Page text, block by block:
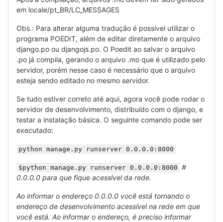
em locale/pt_BR/LC_MESSAGES
Obs.: Para alterar alguma tradução é possível utilizar o
programa POEDIT, além de editar diretamente o arquivo
django.po ou djangojs.po. O Poedit ao salvar o arquivo
.po já compila, gerando o arquivo .mo que é utilizado pelo
servidor, porém nesse caso é necessário que o arquivo
esteja sendo editado no mesmo servidor.
Se tudo estiver correto até aqui, agora você pode rodar o
servidor de desenvolvimento, distribuído com o django, e
testar a instalação básica. O seguinte comando pode ser
executado:
python manage.py runserver 0.0.0.0:8000
$python manage.py runserver 0.0.0.0:8000 #
0.0.0.0 para que fique acessível da rede.
Ao informar o endereço 0.0.0.0 você está tornando o
endereço de desenvolvimento acessível na rede em que
você está. Ao informar o endereço, é preciso informar